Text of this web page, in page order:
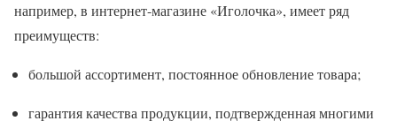
например, в интернет-магазине «Иголочка», имеет ряд
преимуществ:
большой ассортимент, постоянное обновление товара;
гарантия качества продукции, подтвержденная многими